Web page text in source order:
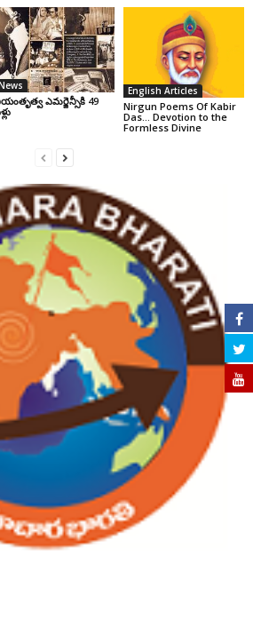
ఎమర్జెన్సీకి 49
English Articles
Nirgun Poems Of Kabir
Das… Devotion to the
Formless Divine